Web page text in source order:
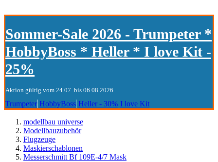
Sommer-Sale 2026 - Trumpeter *
HobbyBoss * Heller * I love Kit -
25%
Aktion gültig vom 24.07. bis 06.08.2026
Trumpeter HobbyBoss Heller - 30% I love Kit
modellbau universe
Modellbauzubehör
Flugzeuge
Maskierschablonen
Messerschmitt Bf 109E-4/7 Mask